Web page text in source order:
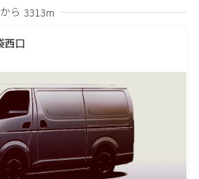
ら 3313m
西口